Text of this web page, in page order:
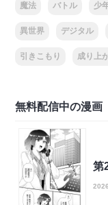
魔法 バトル 少
異世界 デジタル
引きこもり 成り上
無料配信中の漫画
第